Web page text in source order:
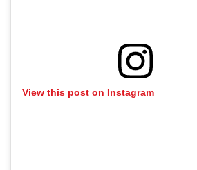
View this post on Instagram